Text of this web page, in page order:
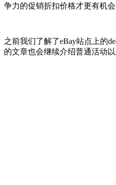
争力的促销折扣价格才更有机
之前我们了解了eBay站点上的
的文章也会继续介绍普通活动